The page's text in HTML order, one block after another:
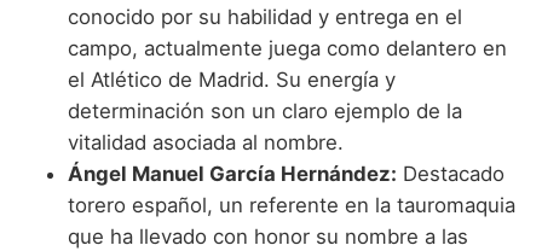
conocido por su habilidad y entrega en el
campo, actualmente juega como delantero en
el Atlético de Madrid. Su energía y
determinación son un claro ejemplo de la
vitalidad asociada al nombre.
Ángel Manuel García Hernández: Destacado
torero español, un referente en la tauromaquia
que ha llevado con honor su nombre a las